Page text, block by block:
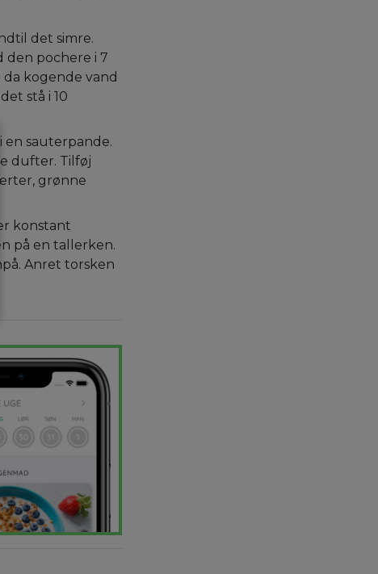
det simre.
den pochere i 7
kogende vand
stå i 10
en sauterpande.
dufter. Tilføj
grønne
konstant
på en tallerken.
Anret torsken